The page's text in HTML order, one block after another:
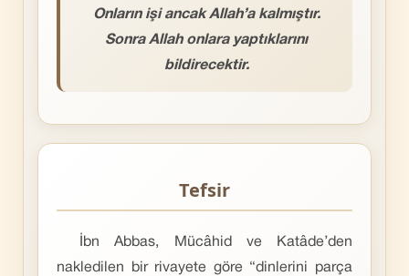
Onların işi ancak Allah’a kalmıştır.
Sonra Allah onlara yaptıklarını
bildirecektir.
Tefsir
İbn Abbas, Mücâhid ve Katâde’den
nakledilen bir rivayete göre “dinlerini parça